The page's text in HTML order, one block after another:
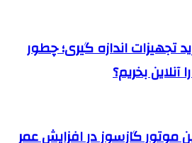
تجهیزات اندازه گیری؛ چطور
آنلاین بخریم؟
گازسوز در افزایش عمر